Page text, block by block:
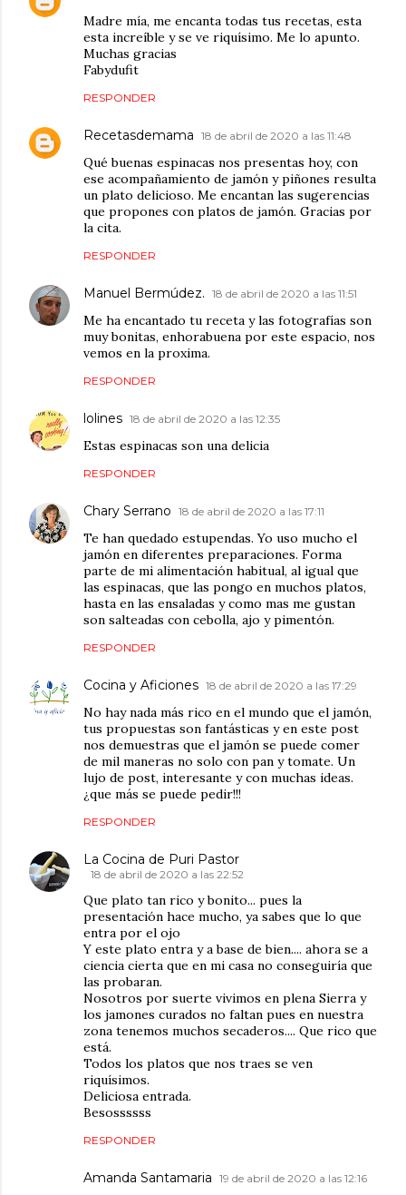
Madre mía, me encanta todas tus recetas, esta
esta increíble y se ve riquísimo. Me lo apunto.
Muchas gracias
Fabydufit
RESPONDER
Recetasdemama 18 de abril de 2020 a las 11:48
Qué buenas espinacas nos presentas hoy, con
ese acompañamiento de jamón y piñones resulta
un plato delicioso. Me encantan las sugerencias
que propones con platos de jamón. Gracias por
la cita.
RESPONDER
Manuel Bermúdez. 18 de abril de 2020 a las 11:51
Me ha encantado tu receta y las fotografías son
muy bonitas, enhorabuena por este espacio, nos
vemos en la proxima.
RESPONDER
lolines 18 de abril de 2020 a las 12:35
Estas espinacas son una delicia
RESPONDER
Chary Serrano 18 de abril de 2020 a las 17:11
Te han quedado estupendas. Yo uso mucho el
jamón en diferentes preparaciones. Forma
parte de mi alimentación habitual, al igual que
las espinacas, que las pongo en muchos platos,
hasta en las ensaladas y como mas me gustan
son salteadas con cebolla, ajo y pimentón.
RESPONDER
Cocina y Aficiones 18 de abril de 2020 a las 17:29
No hay nada más rico en el mundo que el jamón,
tus propuestas son fantásticas y en este post
nos demuestras que el jamón se puede comer
de mil maneras no solo con pan y tomate. Un
lujo de post, interesante y con muchas ideas.
¿que más se puede pedir!!!
RESPONDER
La Cocina de Puri Pastor
18 de abril de 2020 a las 22:52
Que plato tan rico y bonito... pues la
presentación hace mucho, ya sabes que lo que
entra por el ojo
Y este plato entra y a base de bien.... ahora se a
ciencia cierta que en mi casa no conseguiría que
las probaran.
Nosotros por suerte vivimos en plena Sierra y
los jamones curados no faltan pues en nuestra
zona tenemos muchos secaderos.... Que rico que
está.
Todos los platos que nos traes se ven
riquísimos.
Deliciosa entrada.
Besossssss
RESPONDER
Amanda Santamaria 19 de abril de 2020 a las 12:16